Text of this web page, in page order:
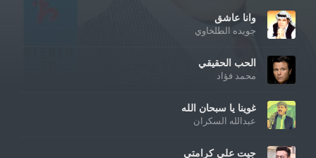
وانا عاشق
جويده الطلخاوي
الحب الحقيقي
محمد فؤاد
غوينا يا سبحان الله
عبدالله السكران
جيت علي كرامتي